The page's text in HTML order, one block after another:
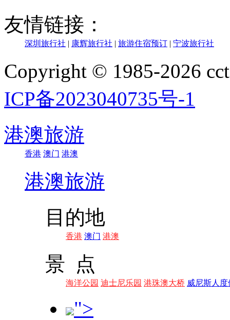
友情链接：
深圳旅行社 | 康辉旅行社 | 旅游住宿预订 | 宁波旅行社
Copyright © 1985-2026
ICP备2023040735号-1
港澳旅游
香港 澳门 港澳
港澳旅游
目的地
香港 澳门 港澳
景 点
海洋公园 迪士尼乐园 港珠澳大桥 威尼斯人度
">